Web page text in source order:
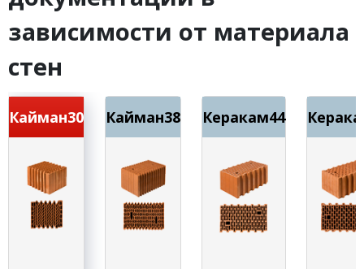
зависимости от материала
стен
Кайман30 Кайман38 Керакам44